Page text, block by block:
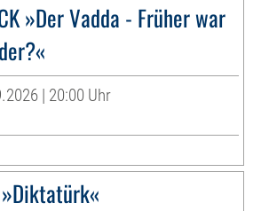
»Der Vadda - Früher war
| 20:00 Uhr